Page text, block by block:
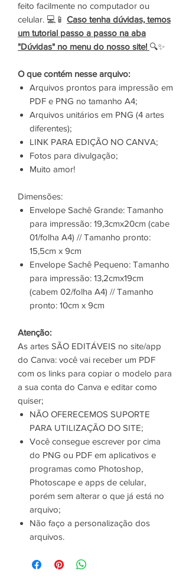
feito facilmente no computador ou
celular. 💻📱 Caso tenha dúvidas, temos
um tutorial passo a passo na aba
"Dúvidas" no menu do nosso site! 🔍✨
O que contém nesse arquivo:
Arquivos prontos para impressão em
PDF e PNG no tamanho A4;
Arquivos unitários em PNG (4 artes
diferentes);
LINK PARA EDIÇÃO NO CANVA;
Fotos para divulgação;
Muito amor!
Dimensões:
Envelope Sachê Grande: Tamanho
para impressão: 19,3cmx20cm (cabe
01/folha A4) // Tamanho pronto:
15,5cm x 9cm
Envelope Sachê Pequeno: Tamanho
para impressão: 13,2cmx19cm
(cabem 02/folha A4) // Tamanho
pronto: 10cm x 9cm
Atenção:
As artes SÃO EDITÁVEIS no site/app
do Canva: você vai receber um PDF
com os links para copiar o modelo para
a sua conta do Canva e editar como
quiser;
NÃO OFERECEMOS SUPORTE
PARA UTILIZAÇÃO DO SITE;
Você consegue escrever por cima
do PNG ou PDF em aplicativos e
programas como Photoshop,
Photoscape e apps de celular,
porém sem alterar o que já está no
arquivo;
Não faço a personalização dos
arquivos.